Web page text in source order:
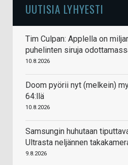
UUTISIA LYHYESTI
Tim Culpan: Applella on
puhelinten siruja
10.8.2026
Doom pyörii nyt (melkein)
64:llä
10.8.2026
Samsungin huhutaan
Ultrasta neljännen
9.8.2026